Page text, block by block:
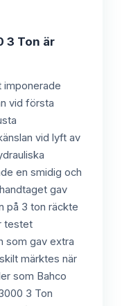
3 Ton är
imponerade
vid första
vid lyft av
en smidig och
gav
på 3 ton räckte
testet
som gav extra
märktes när
som Bahco
3 Ton